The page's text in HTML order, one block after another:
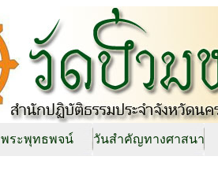
พระพุทธพจน์ วันสำคัญทางศาสนา